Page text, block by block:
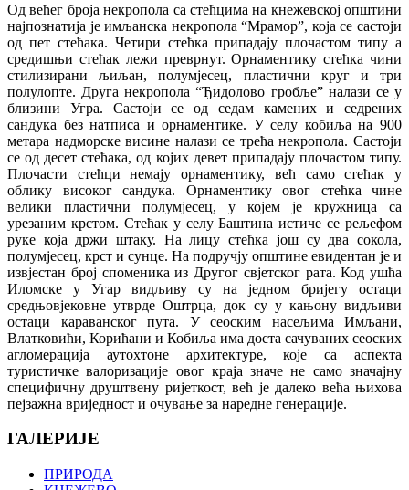
Од већег броја некропола са стећцима на кнежевској општини
најпознатија је имљанска некропола “Мрамор”, која се састоји
од пет стећака. Четири стећка припадају плочастом типу а
средишњи стећак лежи преврнут. Орнаментику стећка чини
стилизирани љиљан, полумјесец, пластични круг и три
полулопте. Друга некропола “Ђидолово гробље” налази се у
близини Угра. Састоји се од седам камених и седрених
сандука без натписа и орнаментике. У селу кобиља на 900
метара надморске висине налази се трећа некропола. Састоји
се од десет стећака, од којих девет припадају плочастом типу.
Плочасти стећци немају орнаментику, већ само стећак у
облику високог сандука. Орнаментику овог стећка чине
велики пластични полумјесец, у којем је кружница са
урезаним крстом. Стећак у селу Баштина истиче се рељефом
руке која држи штаку. На лицу стећка још су два сокола,
полумјесец, крст и сунце. На подручју општине евидентан је и
извјестан број споменика из Другог свјетског рата. Код ушћа
Иломске у Угар видљиву су на једном бријегу остаци
средњовјековне утврде Оштрца, док су у кањону видљиви
остаци караванског пута. У сеоским насељима Имљани,
Влатковићи, Корићани и Кобиља има доста сачуваних сеоских
агломерација аутохтоне архитектуре, које са аспекта
туристичке валоризације овог краја значе не само значајну
специфичну друштвену ријеткост, већ је далеко већа њихова
пејзажна вриједност и очување за наредне генерације.
ГАЛЕРИЈЕ
ПРИРОДА